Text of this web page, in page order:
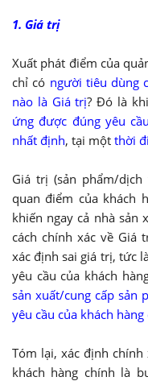
1. Giá trị
Xuất phát điểm của
chỉ có người tiêu dùng
nào là Giá trị? Đó là
ứng được đúng yêu
nhất định, tại một thời
Giá trị (sản phẩm/
quan điểm của khách
khiến ngay cả nhà sản
cách chính xác về Giá
xác định sai giá trị, tức
yêu cầu của khách
sản xuất/cung cấp sản
yêu cầu của khách
Tóm lại, xác định
khách hàng chính là